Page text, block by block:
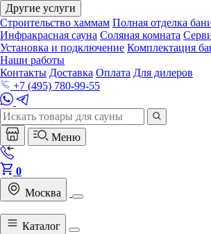
Другие услуги
Строительство хаммам Полная отделка
Инфракрасная сауна Соляная комната
Установка и подключение Комплектация
Наши работы
Контакты Доставка Оплата Для дилеров
+7 (495) 780-99-55
Меню
0
Москва
Каталог